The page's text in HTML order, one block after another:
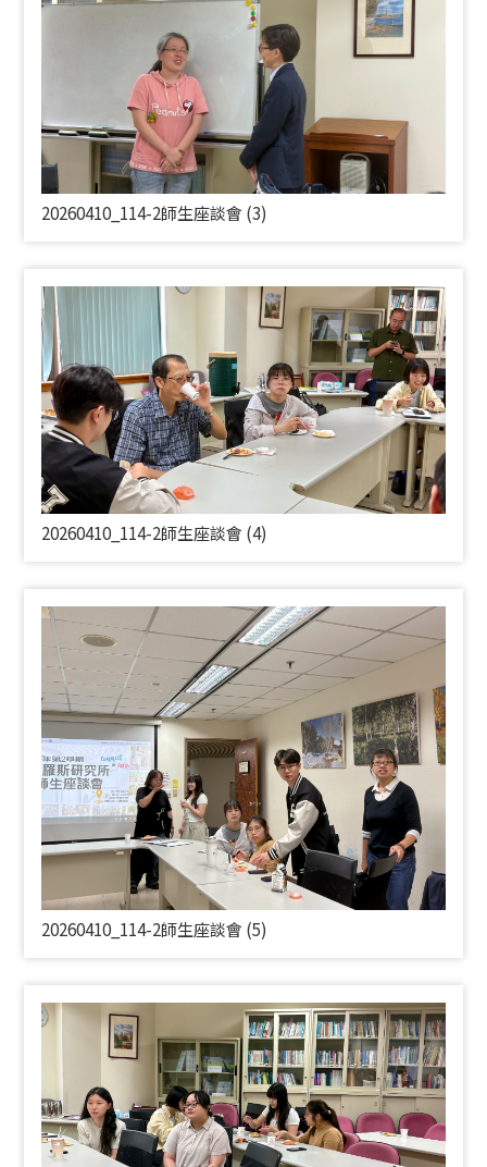
20260410_114-2師生座談會 (3)
20260410_114-2師生座談會 (4)
20260410_114-2師生座談會 (5)